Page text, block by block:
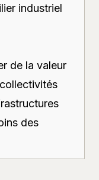
industriel
de la valeur
des